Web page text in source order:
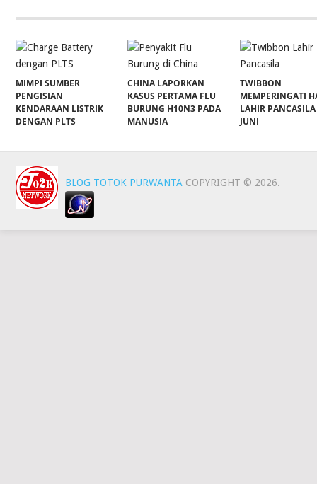
MIMPI SUMBER
PENGISIAN
KENDARAAN LISTRIK
DENGAN PLTS
CHINA LAPORKAN
KASUS PERTAMA FLU
BURUNG H10N3 PADA
MANUSIA
TWIBBON
MEMPERINGATI
LAHIR
JUNI
BLOG TOTOK PURWANTA COPYRIGHT © 2026.